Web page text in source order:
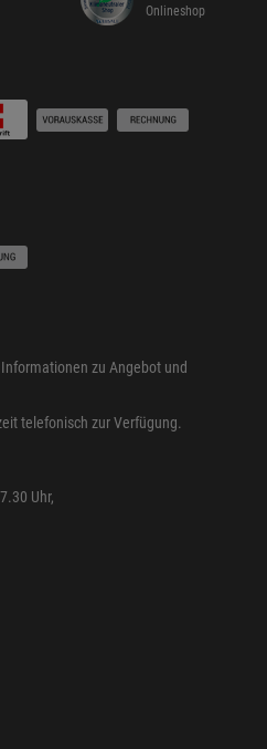
Onlineshop
zu Angebot und
telefonisch zur Verfügung.
Uhr,